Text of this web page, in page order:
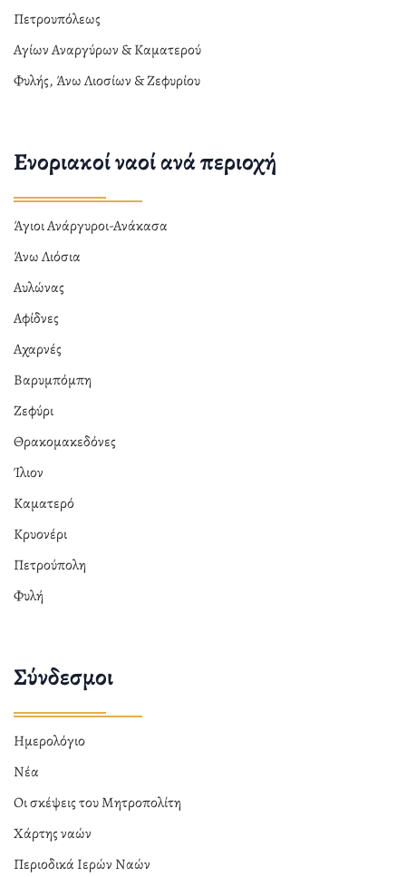
Πετρουπόλεως
Αγίων Αναργύρων & Καματερού
Φυλής, Άνω Λιοσίων & Ζεφυρίου
Ενοριακοί ναοί ανά περιοχή
Άγιοι Ανάργυροι-Ανάκασα
Άνω Λιόσια
Αυλώνας
Αφίδνες
Αχαρνές
Βαρυμπόμπη
Ζεφύρι
Θρακομακεδόνες
Ίλιον
Καματερό
Κρυονέρι
Πετρούπολη
Φυλή
Σύνδεσμοι
Ημερολόγιο
Νέα
Οι σκέψεις του Μητροπολίτη
Χάρτης ναών
Περιοδικά Ιερών Ναών